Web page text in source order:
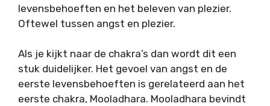
levensbehoeften en het beleven van plezier.
Oftewel tussen angst en plezier.
Als je kijkt naar de chakra’s dan wordt dit een
stuk duidelijker. Het gevoel van angst en de
eerste levensbehoeften is gerelateerd aan het
eerste chakra, Mooladhara. Mooladhara bevindt